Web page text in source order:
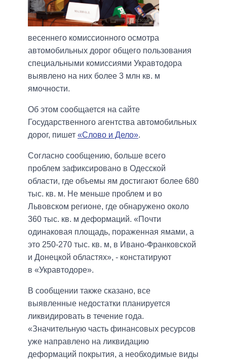
весеннего комиссионного осмотра
автомобильных дорог общего пользования
специальными комиссиями Укравтодора
выявлено на них более 3 млн кв. м
ямочности.
Об этом сообщается на сайте
Государственного агентства автомобильных
дорог, пишет «Слово и Дело».
Согласно сообщению, больше всего
проблем зафиксировано в Одесской
области, где объемы ям достигают более 680
тыс. кв. м. Не меньше проблем и во
Львовском регионе, где обнаружено около
360 тыс. кв. м деформаций. «Почти
одинаковая площадь, пораженная ямами, а
это 250-270 тыс. кв. м, в Ивано-Франковской
и Донецкой областях», - констатируют
в «Укравтодоре».
В сообщении также сказано, все
выявленные недостатки планируется
ликвидировать в течение года.
«Значительную часть финансовых ресурсов
уже направлено на ликвидацию
деформаций покрытия, а необходимые виды